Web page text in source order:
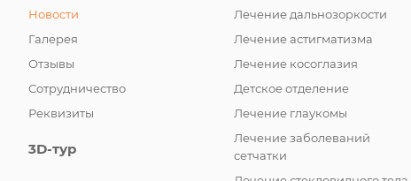
Новости
Галерея
Отзывы
Сотрудничество
Реквизиты
3D-тур
Лечение дальнозоркости
Лечение астигматизма
Лечение косоглазия
Детское отделение
Лечение глаукомы
Лечение заболеваний
сетчатки